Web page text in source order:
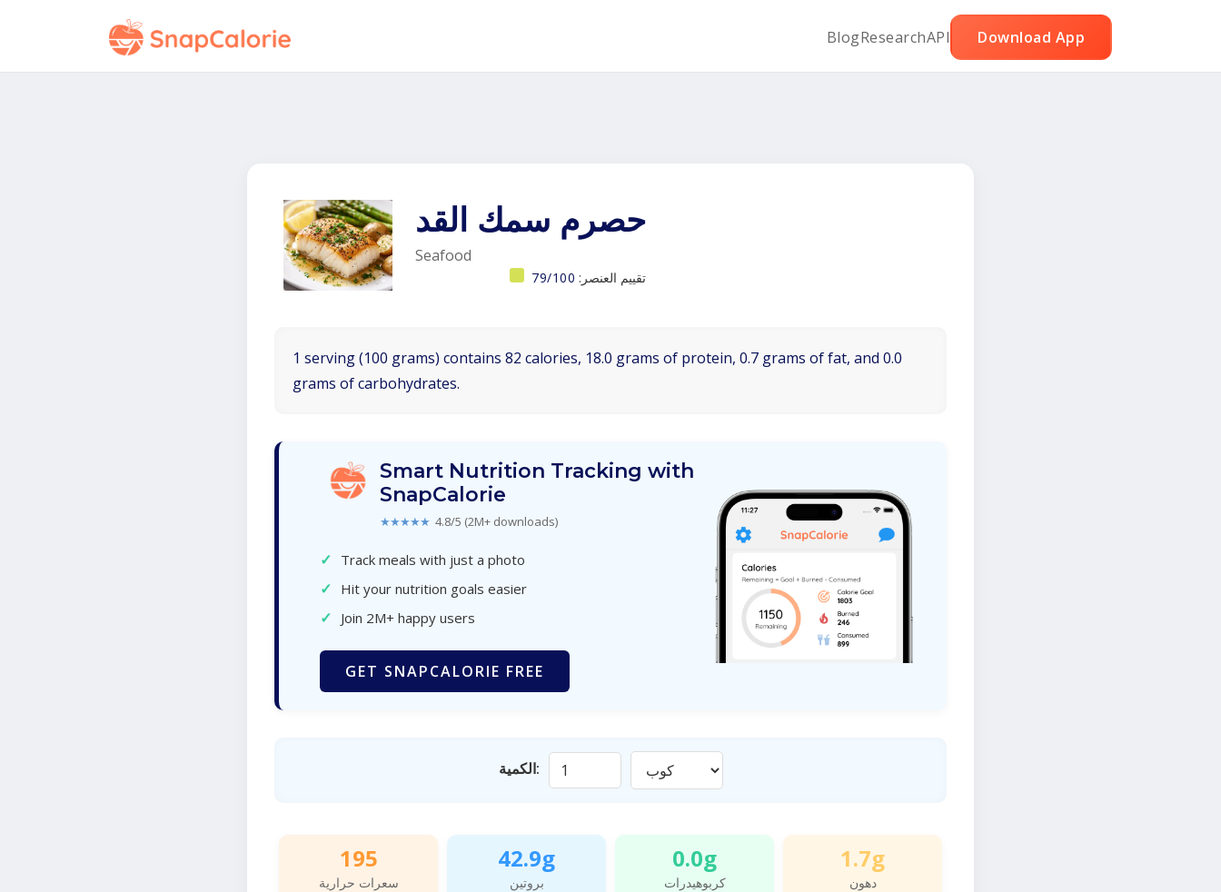
BlogResearchAPI Download App
حصرم سمك القد
Seafood
تقييم العنصر: 79/100
1 serving (100 grams) contains 82 calories, 18.0 grams of protein, 0.7 grams of fat, and 0.0
grams of carbohydrates.
Smart Nutrition Tracking with
SnapCalorie
★★★★★ 4.8/5 (2M+ downloads)
✓ Track meals with just a photo
✓ Hit your nutrition goals easier
✓ Join 2M+ happy users
GET SNAPCALORIE FREE
الكمية:
195
سعرات حرارية
42.9g
بروتين
0.0g
كربوهيدرات
1.7g
دهون